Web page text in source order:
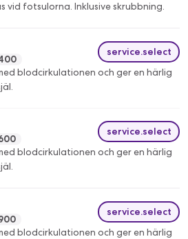
vid fotsulorna. Inklusive skrubbning.
service.select
blodcirkulationen och ger en härlig
service.select
blodcirkulationen och ger en härlig
service.select
blodcirkulationen och ger en härlig